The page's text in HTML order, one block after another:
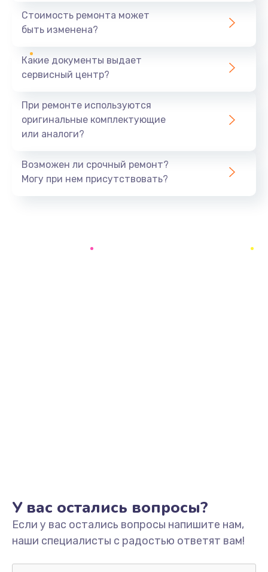
1440 руб.
Ремонт южного моста
Замена батарейки BIOS
Заказать
Замена/Pемонт карбюратора
1300 руб.
Заказать
Стоимость ремонта может
быть изменена?
Какие документы выдает
сервисный центр?
При ремонте используются
оригинальные комплектующие
или аналоги?
Возможен ли срочный ремонт?
Могу при нем присутствовать?
У вас остались вопросы?
Если у вас остались вопросы напишите нам,
наши специалисты с радостью ответят вам!